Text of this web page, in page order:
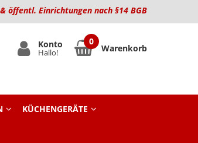
öffentl. Einrichtungen nach §14 BGB
Konto
Hallo! Warenkorb
KÜCHENGERÄTE